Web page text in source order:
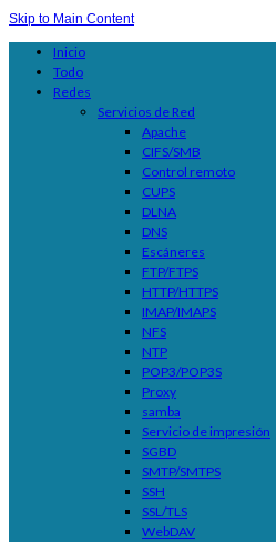
Skip to Main Content
Inicio
Todo
Redes
Servicios de Red
Apache
CIFS/SMB
Control remoto
CUPS
DLNA
DNS
Escáneres
FTP/FTPS
HTTP/HTTPS
IMAP/IMAPS
NFS
NTP
POP3/POP3S
Proxy
samba
Servicio de impresión
SGBD
SMTP/SMTPS
SSH
SSL/TLS
WebDAV